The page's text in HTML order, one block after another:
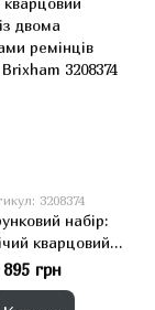
3208374
набір:
кварцовий
із двома
ремінців
895 грн